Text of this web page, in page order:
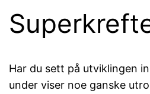
Har du sett på utviklingen
under viser noe ganske